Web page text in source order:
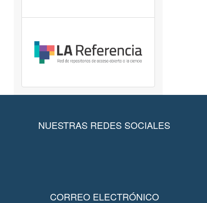
NUESTRAS REDES SOCIALES
CORREO ELECTRÓNICO